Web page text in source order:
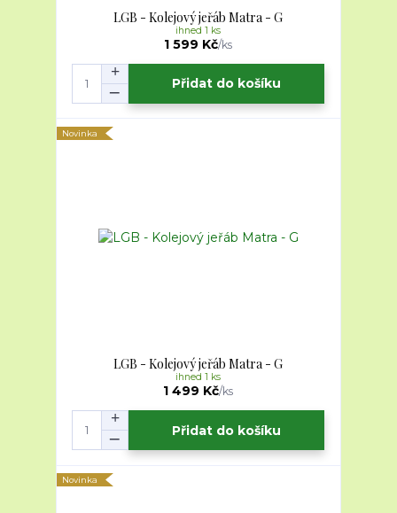
LGB - Kolejový jeřáb Matra - G
1 599 Kč/ks
ihned 1 ks
Přidat do košíku
Novinka
LGB - Kolejový jeřáb Matra - G
1 499 Kč/ks
ihned 1 ks
Přidat do košíku
Novinka